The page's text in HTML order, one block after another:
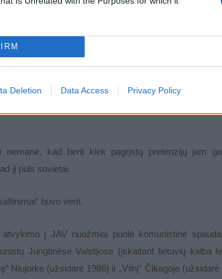
Deletion Data Access Privacy Policy
kad bent kiek pagrįstų pretenzijų jam
jį puls sovietai.
buvo verti.
į JAV nuožmiai puolė komunistinė
Jungtinėse Valstijose (įskaitant lietuvių kalba
Niujorke (užsidarė 1986) ir „Vilnį“ Čikagoje (užsidarė